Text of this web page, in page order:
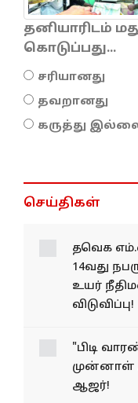
தனியாரிடம்
கொடுப்பது...
சரியானது
தவறானது
கருத்து
செய்திகள்
"பிடி
முன்னாள்